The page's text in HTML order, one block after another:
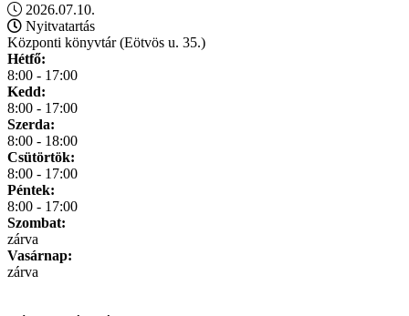
2026.07.10.
Nyitvatartás
Központi könyvtár (Eötvös u. 35.)
Hétfő:
8:00 - 17:00
Kedd:
8:00 - 17:00
Szerda:
8:00 - 18:00
Csütörtök:
8:00 - 17:00
Péntek:
8:00 - 17:00
Szombat:
zárva
Vasárnap:
zárva